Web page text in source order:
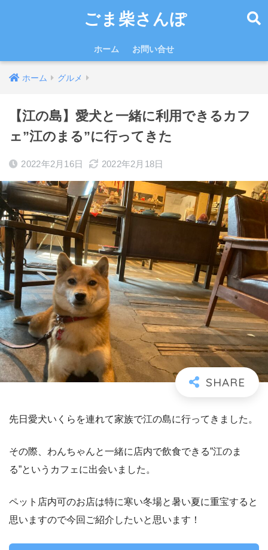
ごま柴さんぽ
ホーム お問い合せ
ホーム グルメ
【江の島】愛犬と一緒に利用できるカフ
ェ”江のまる”に行ってきた
2022年2月16日 2022年2月18日
先日愛犬いくらを連れて家族で江の島に行ってきました。
その際、わんちゃんと一緒に店内で飲食できる”江のま
る”というカフェに出会いました。
ペット店内可のお店は特に寒い冬場と暑い夏に重宝すると
思いますので今回ご紹介したいと思います！